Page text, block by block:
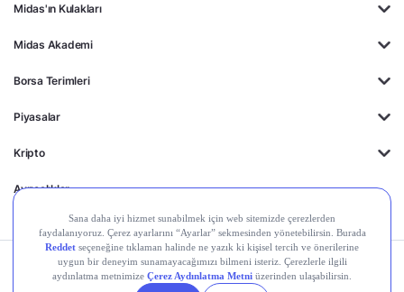
Midas'ın Kulakları
Midas Akademi
Borsa Terimleri
Piyasalar
Kripto
Ayrıcalıklar
Kişisel Verilerin
Gizlilik
Politikası
Yasal
Duyurular
Çerez